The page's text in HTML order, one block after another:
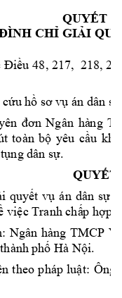
QUYẾT
CHỈ GIẢI
Điều 48, 217,  218,
cứu hồ sơ vụ án dân sự
ên đơn Ngân hàng
toàn bộ yêu cầu
dân sự.
quyết vụ án dân sự
việc Tranh chấp hợp
Ngân hàng TMCP
phố Hà Nội.
theo pháp luật: Ông